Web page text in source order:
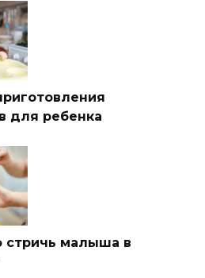
для ребенка
стричь малыша в